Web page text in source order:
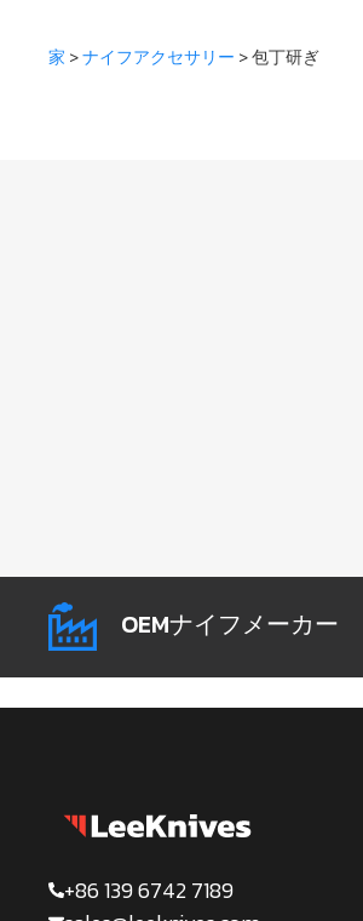
家 >ナイフアクセサリー > 包丁研ぎ
OEMナイフメーカー
+86 139 6742 7189